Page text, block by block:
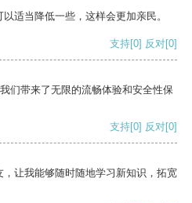
适当降低一些，这样会更加亲民。
支持[0] 反对[0]
们带来了无限的流畅体验和安全性保
支持[0] 反对[0]
让我能够随时随地学习新知识，拓宽